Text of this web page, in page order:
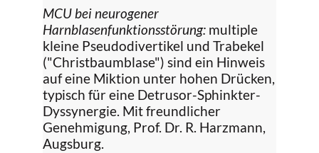
MCU bei neurogener
Harnblasenfunktionsstörung: multiple
kleine Pseudodivertikel und Trabekel
("Christbaumblase") sind ein Hinweis
auf eine Miktion unter hohen Drücken,
typisch für eine Detrusor-Sphinkter-
Dyssynergie. Mit freundlicher
Genehmigung, Prof. Dr. R. Harzmann,
Augsburg.